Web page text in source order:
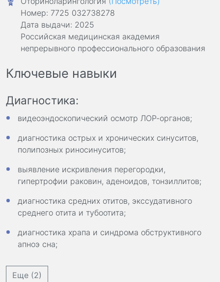
Номер: 7725 032738278
Дата выдачи: 2025
Российская медицинская академия
непрерывного профессионального образования
Ключевые навыки
Диагностика:
видеоэндоскопический осмотр ЛОР-органов;
диагностика острых и хронических синуситов,
полипозных риносинуситов;
выявление искривления перегородки,
гипертрофии раковин, аденоидов, тонзиллитов;
диагностика средних отитов, экссудативного
среднего отита и тубоотита;
диагностика храпа и синдрома обструктивного
апноэ сна;
Еще (2)